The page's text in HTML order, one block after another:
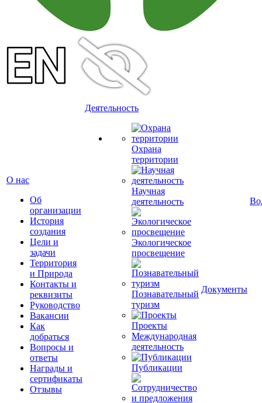
О нас
Об
организации
История
создания
Цели и
задачи
Территория
и Природа
Контакты и
реквизиты
Руководство
Вакансии
Как
добраться
Вопросы и
ответы
Награды и
сертификаты
Отзывы
Деятельность
Охрана
территории
Научная
деятельность
Экологическое
просвещение
Познавательный
туризм
Проекты
Международная
деятельность
Публикации
Документы